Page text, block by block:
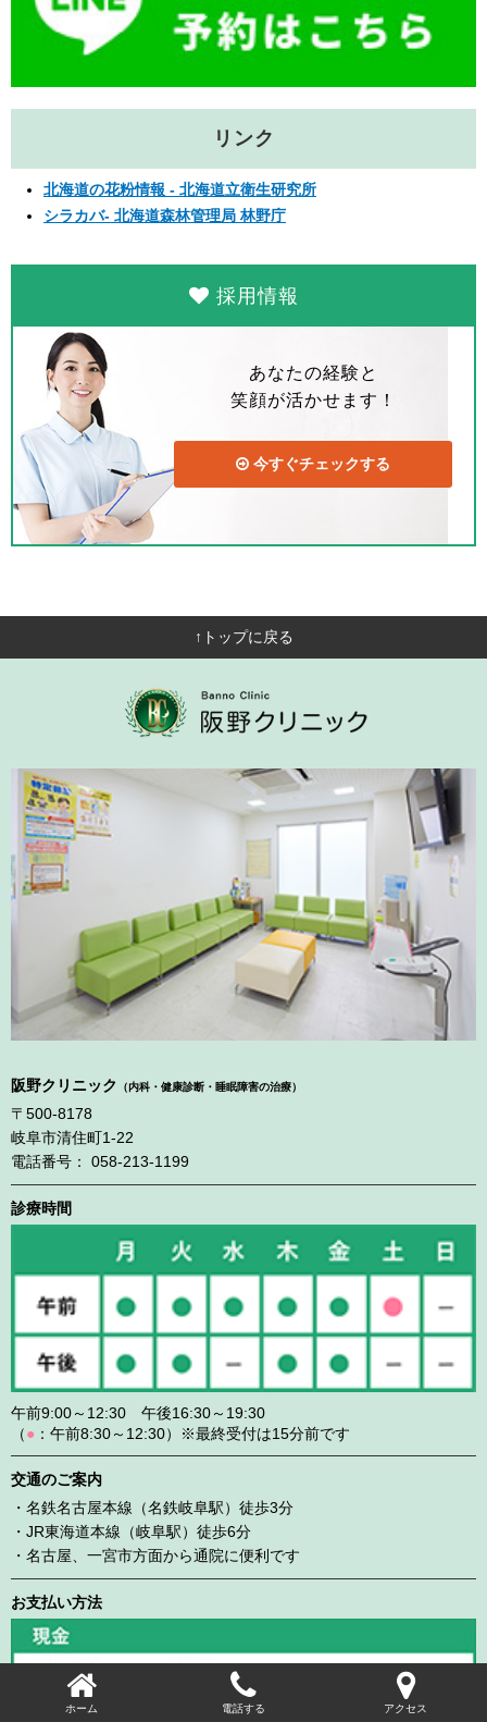
リンク
北海道の花粉情報 - 北海道立衛生研究所
シラカバ- 北海道森林管理局 林野庁
採用情報
あなたの経験と
笑顔が活かせます！
今すぐチェックする
↑トップに戻る
阪野クリニック （内科・健康診断・睡眠障害の治療）
〒500-8178
岐阜市清住町1-22
電話番号： 058-213-1199
診療時間
午前9:00～12:30 午後16:30～19:30
（● ：午前8:30～12:30）※最終受付は15分前です
交通のご案内
・名鉄名古屋本線（名鉄岐阜駅）徒歩3分
・JR東海道本線（岐阜駅）徒歩6分
・名古屋、一宮市方面から通院に便利です
お支払い方法
ホーム 電話する アクセス